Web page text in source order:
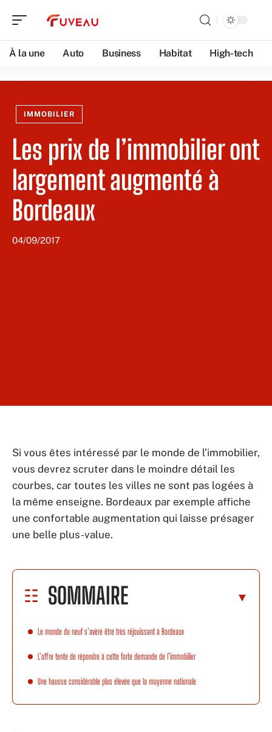
À la une Auto Business Habitat High-tech
IMMOBILIER
Les prix de l’immobilier ont
largement augmenté à
Bordeaux
04/09/2017
Si vous êtes intéressé par le monde de l’immobilier,
vous devrez scruter dans le moindre détail les
courbes, car toutes les villes ne sont pas logées à
la même enseigne. Bordeaux par exemple affiche
une confortable augmentation qui laisse présager
une belle plus-value.
SOMMAIRE
Le monde du neuf s’avère être très réjouissant à Bordeaux
L’offre tente de répondre à cette forte demande de l’immobilier
Une hausse considérable plus élevée que la moyenne nationale